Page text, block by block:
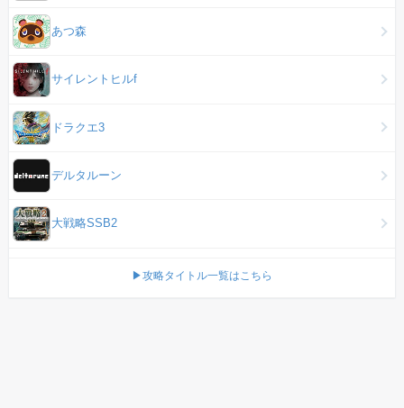
あつ森
サイレントヒルf
ドラクエ3
デルタルーン
大戦略SSB2
▶攻略タイトル一覧はこちら